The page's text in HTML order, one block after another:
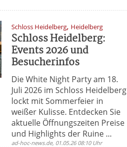
Schloss Heidelberg, Heidelberg
Schloss Heidelberg:
Events 2026 und
Besucherinfos
Die White Night Party am 18.
Juli 2026 im Schloss Heidelberg
lockt mit Sommerfeier in
weißer Kulisse. Entdecken Sie
aktuelle Öffnungszeiten Preise
und Highlights der Ruine ...
ad-hoc-news.de, 01.05.26 08:10 Uhr